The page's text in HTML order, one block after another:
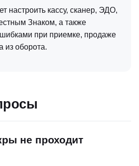
настроить кассу, сканер, ЭДО,
Знаком, а также
при приемке, продаже
из оборота.
не проходит